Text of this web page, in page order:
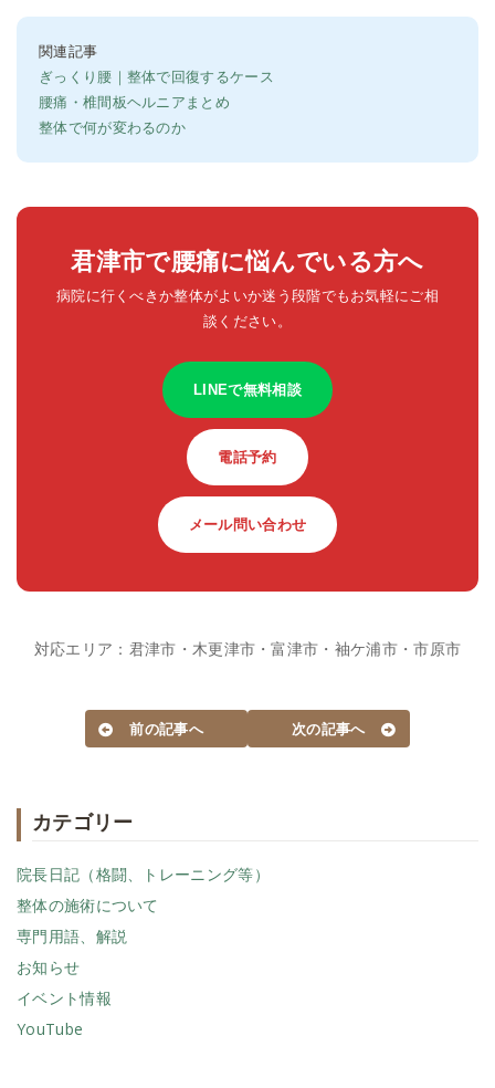
関連記事
ぎっくり腰｜整体で回復するケース
腰痛・椎間板ヘルニアまとめ
整体で何が変わるのか
君津市で腰痛に悩んでいる方へ
病院に行くべきか整体がよいか迷う段階でもお気軽にご相
談ください。
LINEで無料相談
電話予約
メール問い合わせ
対応エリア：君津市・木更津市・富津市・袖ケ浦市・市原市
前の記事へ 次の記事へ
カテゴリー
院長日記（格闘、トレーニング等）
整体の施術について
専門用語、解説
お知らせ
イベント情報
YouTube